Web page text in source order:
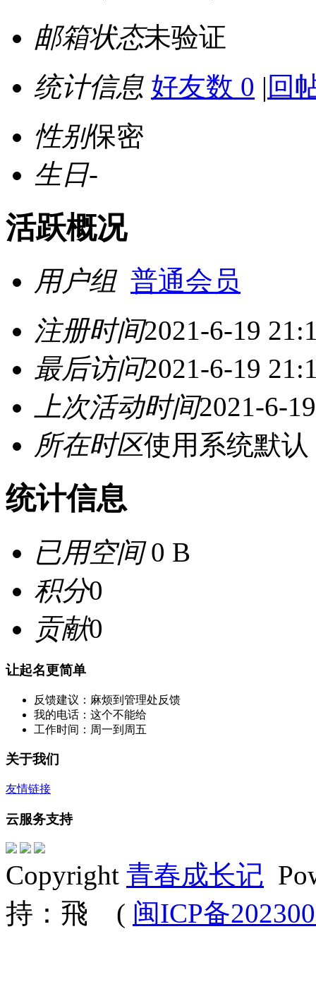
邮箱状态未验证
统计信息 好友数 0 | 回
性别保密
生日-
活跃概况
用户组 普通会员
注册时间2021-6-19
最后访问2021-6-19
上次活动时间2021-6-
所在时区使用系统默认
统计信息
已用空间0 B
积分0
贡献0
让起名更简单
反馈建议：麻烦到管理处反馈
我的电话：这个不能给
工作时间：周一到周五
关于我们
友情链接
云服务支持
Copyright 青春成长记
持：飛
( 闽ICP备